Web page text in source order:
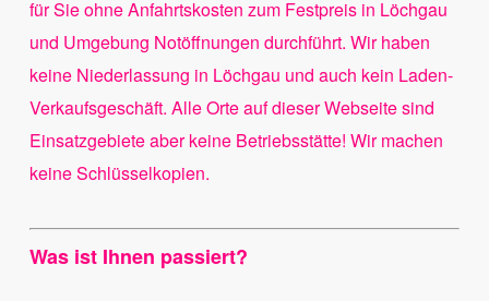
für Sie ohne Anfahrtskosten zum Festpreis in Löchgau
und Umgebung Notöffnungen durchführt. Wir haben
keine Niederlassung in Löchgau und auch kein Laden-
Verkaufsgeschäft. Alle Orte auf dieser Webseite sind
Einsatzgebiete aber keine Betriebsstätte! Wir machen
keine Schlüsselkopien.
Was ist Ihnen passiert?